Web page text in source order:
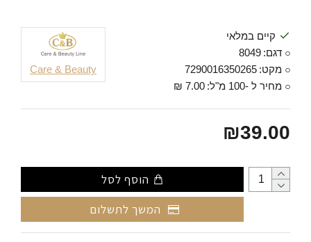
₪39.00
קיים במלאי
דגם: 8049
מקט: 7290016350265
מחיר ל -100 מ"ל:
7.00 ₪
Care & Beauty
הוסף לסל
המשך לתשלום